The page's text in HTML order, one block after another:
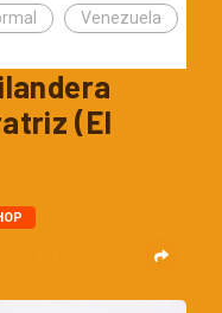
Venezuela
(El